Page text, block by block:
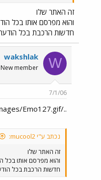
זה האתר שלו
והוא מפרסם אותו בכל
חדשות הרכבת בכל
W
wakshlak
New member
7/1/06
../images/Emo127.gif - צודק, זו זכותו.
נכתב ע"י mucool2:
זה האתר שלו
והוא מפרסם אותו בכל
חדשות הרכבת בכל